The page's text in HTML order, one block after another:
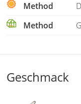
Method
Method
Geschmack